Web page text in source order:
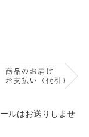
ルはお送りしませ